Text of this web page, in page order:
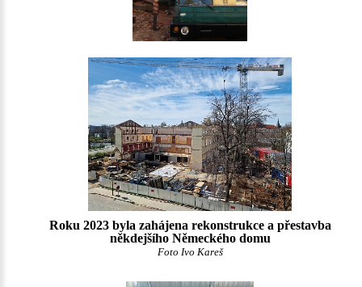
Roku 2023 byla zahájena rekonstrukce a přestavba
někdejšího Německého domu
Foto Ivo Kareš